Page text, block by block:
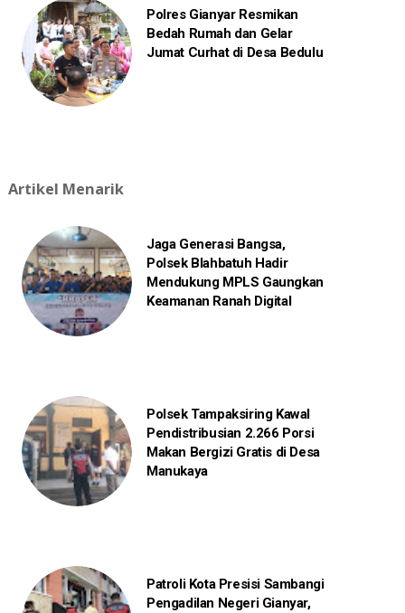
Polres Gianyar Resmikan
Bedah Rumah dan Gelar
Jumat Curhat di Desa Bedulu
Artikel Menarik
Jaga Generasi Bangsa,
Polsek Blahbatuh Hadir
Mendukung MPLS Gaungkan
Keamanan Ranah Digital
Polsek Tampaksiring Kawal
Pendistribusian 2.266 Porsi
Makan Bergizi Gratis di Desa
Manukaya
Patroli Kota Presisi Sambangi
Pengadilan Negeri Gianyar,